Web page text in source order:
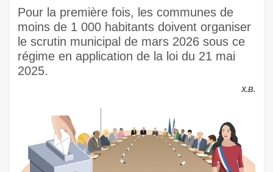
Pour la première fois, les communes de
moins de 1 000 habitants doivent organiser
le scrutin municipal de mars 2026 sous ce
régime en application de la loi du 21 mai
2025.
X.B.